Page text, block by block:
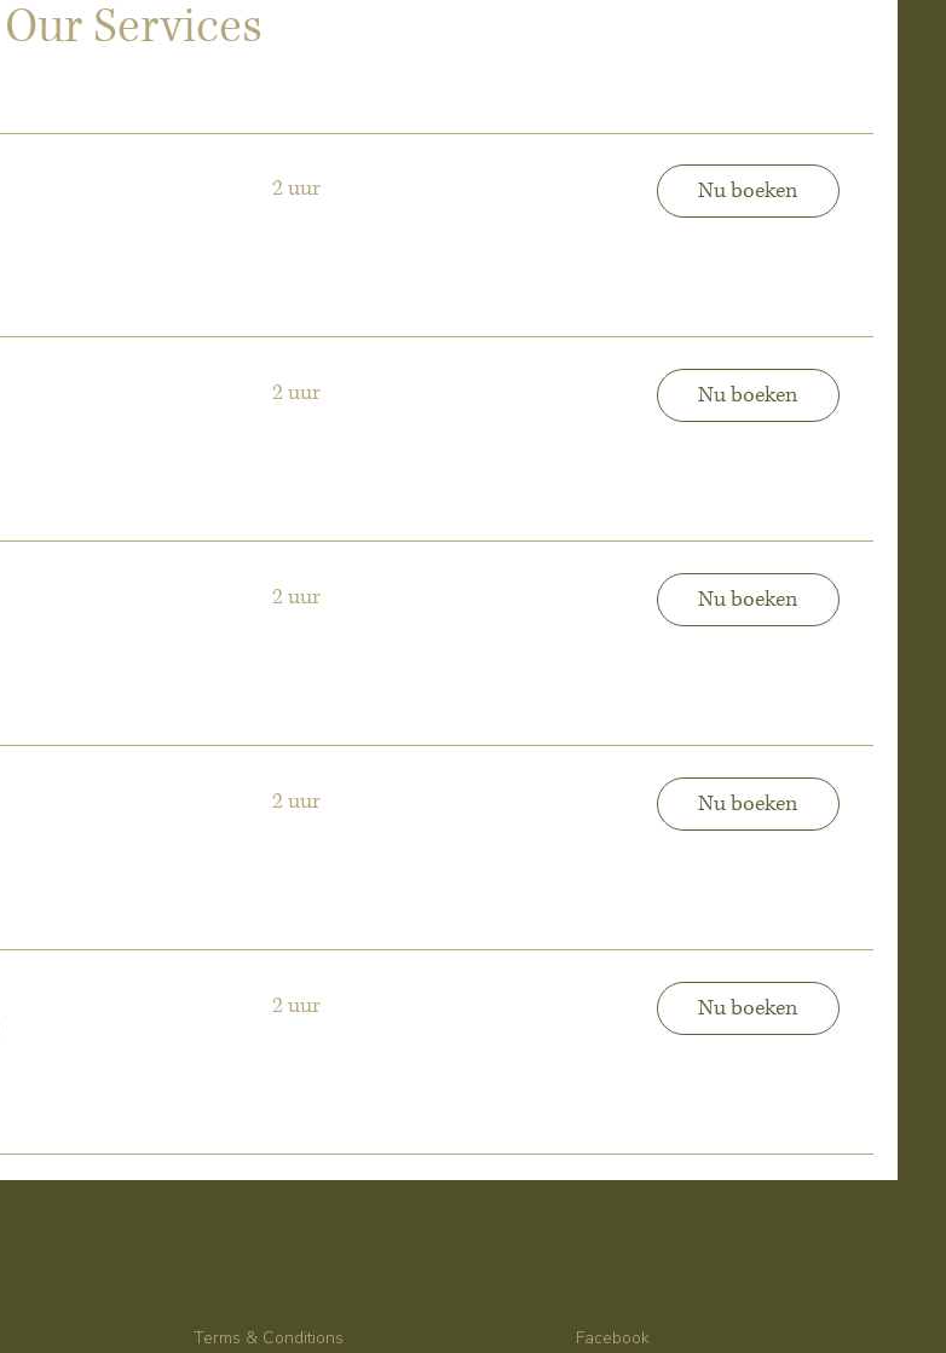
Our Services
2 uur Nu boeken
2 uur Nu boeken
2 uur Nu boeken
2 uur Nu boeken
2 uur Nu boeken
Terms & Conditions
Facebook